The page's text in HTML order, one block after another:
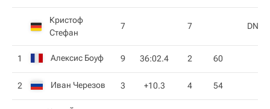
Кристоф
Стефан
7 7 DNF
1 Алексис Боуф 9 36:02.4 2 60
2 Иван Черезов 3 +10.3 4 54